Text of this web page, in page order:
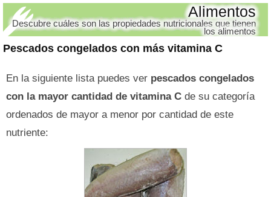
Pescados congelados con más vitamina C
Alimentos
Descubre cuáles son las propiedades nutricionales que tienen
los alimentos
En la siguiente lista puedes ver pescados congelados
con la mayor cantidad de vitamina C de su categoría
ordenados de mayor a menor por cantidad de este
nutriente: